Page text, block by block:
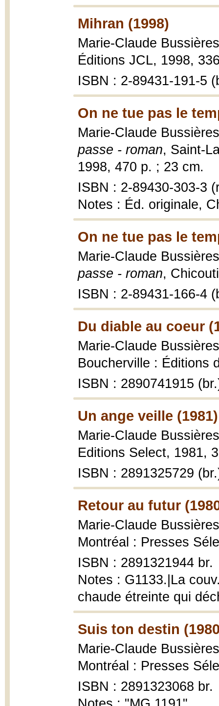
Mihran (1998)
Marie-Claude
Éditions JCL, 1998,
ISBN : 2-89431-191-5
On ne tue pas le
Marie-Claude
passe - roman, Saint-
1998, 470 p. ; 23 cm.
ISBN : 2-89430-303-3
Notes : Éd. originale,
On ne tue pas le
Marie-Claude
passe - roman,
ISBN : 2-89431-166-4
Du diable au coeur
Marie-Claude
Boucherville : Éditions
ISBN : 2890741915
Un ange veille (1981)
Marie-Claude
Editions Select, 1981,
ISBN : 2891325729
Retour au futur
Marie-Claude
Montréal : Presses
ISBN : 2891321944 br.
Notes : G1133.|La
chaude étreinte qui
Suis ton destin
Marie-Claude
Montréal : Presses
ISBN : 2891323068 br.